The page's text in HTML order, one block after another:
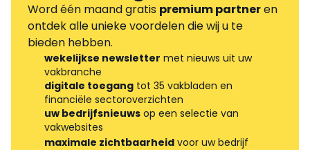
Word één maand gratis premium partneren
ontdek alle unieke voordelen die wij u te
bieden hebben.
wekelijkse newsletter met nieuws uit uw
vakbranche
digitale toegang tot 35 vakbladen en
financiële sectoroverzichten
uw bedrijfsnieuws op een selectie van
vakwebsites
maximale zichtbaarheid voor uw bedrijf